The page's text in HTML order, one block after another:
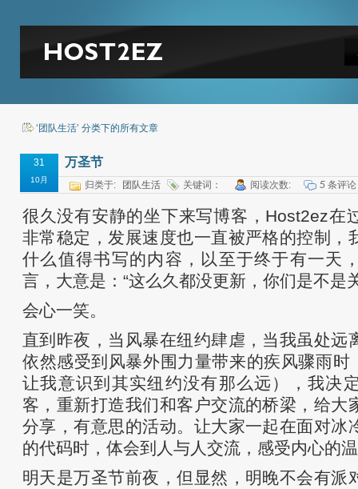
‘团队生活’ 分类下的所有文章
31
10月
万圣节
归类于: 团队生活 关键词： 阅读次数: 5 条评论
很久没有安静的坐下来写博客，Host2ez在
非常稳定，发展速度也一直被严格的控制，
什么值得书写的内容，以至于终于有一天
言，大意是：“这么久都没更新，你们是不是
会心一笑。
直到昨夜，当风暴在纽约肆虐，当我虽处远
依然感受到风暴外围力量带来的疾风骤雨时
让我意识到其实纽约没有那么远），我决
客，重新打造我们和客户交流的桥梁，给大
分享，有意思的活动。让大家一起在面对冰
的代码时，体会到人与人交流，感受内心的
明天是万圣节前夜，但显然，明晚不会有派